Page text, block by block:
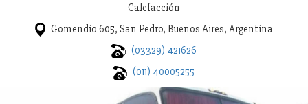
Calefacción
Gomendio 605, San Pedro, Buenos Aires, Argentina
(03329) 421626
(011) 40005255